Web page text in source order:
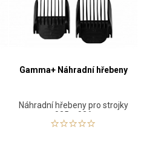
Gamma+ Náhradní hřebeny
Náhradní hřebeny pro strojky
025 a 026